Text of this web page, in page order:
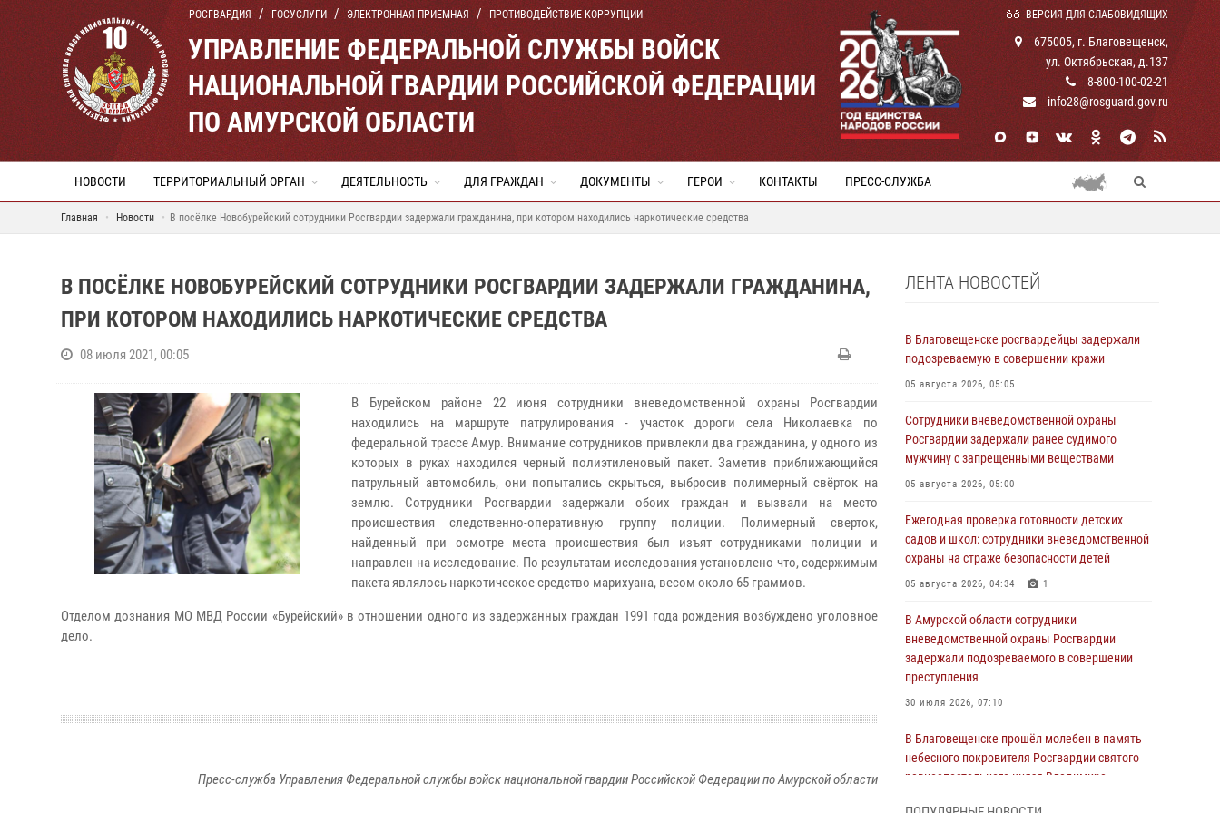
РОСГВАРДИЯ ГОСУСЛУГИ ЭЛЕКТРОННАЯ ПРИЕМНАЯ ПРОТИВОДЕЙСТВИЕ КОРРУПЦИИ ВЕРСИЯ ДЛЯ СЛАБОВИДЯЩИХ
УПРАВЛЕНИЕ ФЕДЕРАЛЬНОЙ СЛУЖБЫ ВОЙСК
НАЦИОНАЛЬНОЙ ГВАРДИИ РОССИЙСКОЙ ФЕДЕРАЦИИ
ПО АМУРСКОЙ ОБЛАСТИ
675005, г. Благовещенск,
ул. Октябрьская, д.137
8-800-100-02-21
info28@rosguard.gov.ru
НОВОСТИ ТЕРРИТОРИАЛЬНЫЙ ОРГАН ДЕЯТЕЛЬНОСТЬ ДЛЯ ГРАЖДАН ДОКУМЕНТЫ ГЕРОИ КОНТАКТЫ ПРЕСС-СЛУЖБА
Главная Новости В посёлке Новобурейский сотрудники Росгвардии задержали гражданина, при котором находились наркотические средства
В ПОСЁЛКЕ НОВОБУРЕЙСКИЙ СОТРУДНИКИ РОСГВАРДИИ ЗАДЕРЖАЛИ ГРАЖДАНИНА,
ПРИ КОТОРОМ НАХОДИЛИСЬ НАРКОТИЧЕСКИЕ СРЕДСТВА
08 июля 2021, 00:05
В Бурейском районе 22 июня сотрудники вневедомственной охраны Росгвардии
находились на маршруте патрулирования - участок дороги села Николаевка по
федеральной трассе Амур. Внимание сотрудников привлекли два гражданина, у одного из
которых в руках находился черный полиэтиленовый пакет. Заметив приближающийся
патрульный автомобиль, они попытались скрыться, выбросив полимерный свёрток на
землю. Сотрудники Росгвардии задержали обоих граждан и вызвали на место
происшествия следственно-оперативную группу полиции. Полимерный сверток,
найденный при осмотре места происшествия был изъят сотрудниками полиции и
направлен на исследование. По результатам исследования установлено что, содержимым
пакета являлось наркотическое средство марихуана, весом около 65 граммов.
Отделом дознания МО МВД России «Бурейский» в отношении одного из задержанных граждан 1991 года рождения возбуждено уголовное
дело.
Пресс-служба Управления Федеральной службы войск национальной гвардии Российской Федерации по Амурской области
ЛЕНТА НОВОСТЕЙ
В Благовещенске росгвардейцы задержали
подозреваемую в совершении кражи
05 августа 2026, 05:05
Сотрудники вневедомственной охраны
Росгвардии задержали ранее судимого
мужчину с запрещенными веществами
05 августа 2026, 05:00
Ежегодная проверка готовности детских
садов и школ: сотрудники вневедомственной
охраны на страже безопасности детей
05 августа 2026, 04:34 1
В Амурской области сотрудники
вневедомственной охраны Росгвардии
задержали подозреваемого в совершении
преступления
30 июля 2026, 07:10
В Благовещенске прошёл молебен в память
небесного покровителя Росгвардии святого
равноапостольного князя Владимира